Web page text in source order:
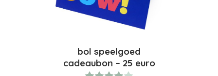
bol speelgoed
cadeaubon – 25 euro